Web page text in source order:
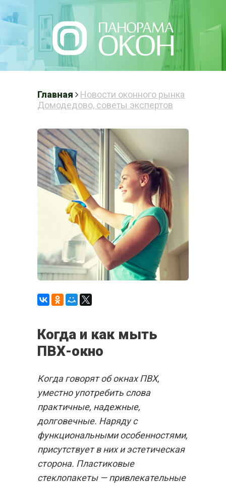
ОКНА В
ДОМОДЕДОВО
Готовые решения
Главная
Новости оконного рынка
Домодедово, советы экспертов
Когда и как мыть
ПВХ-окно
Когда говорят об окнах ПВХ,
уместно употребить слова
практичные, надежные,
долговечные. Наряду с
функциональными особенностями,
присутствует в них и эстетическая
сторона. Пластиковые
стеклопакеты — привлекательные